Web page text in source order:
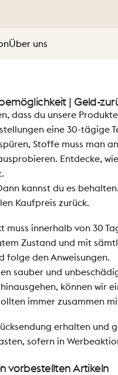
Blankets
Über uns
| Geld-
dass du unsere
eine 30-tägige
Stoffe muss man
Entdecke,
kannst du es
Kaufpreis zurück.
muss innerhalb von 30
Zustand und mit
folge den Anweisungen.
sauber und
können wir
immer zusammen
erhalten und
sofern in
vorbestellten Artikeln